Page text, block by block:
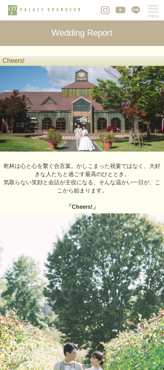
Wedding Report
Cheers!
乾杯は心と心を繋ぐ合言葉。かしこまった祝宴ではなく、大好
きな人たちと過ごす最高のひととき。
気取らない笑顔と会話が主役になる、そんな温かい一日が、こ
こから始まります。
「Cheers!」